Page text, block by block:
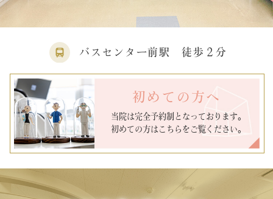
バスセンター前駅 徒歩２分
初めての方へ
当院は完全予約制となっております。
初めての方はこちらをご覧ください。